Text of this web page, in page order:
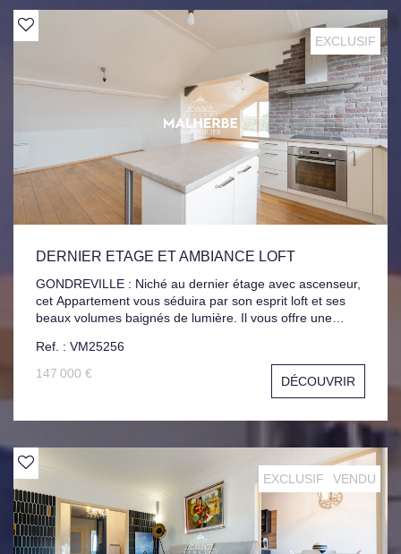
EXCLUSIF
DERNIER ETAGE ET AMBIANCE LOFT
GONDREVILLE : Niché au dernier étage avec ascenseur,
cet Appartement vous séduira par son esprit loft et ses
beaux volumes baignés de lumière. Il vous offre une
tout s'ouvre sur une splendide Terrasse de 45 m².
L'espace nuit propose deux chambres, une salle de
bains. Le bien s'accompagne d'une cave et d'un
copropriété de 144 Lots principaux dont 34 à usage
Ref. : VM25256
147 000 €
DÉCOUVRIR
EXCLUSIF VENDU